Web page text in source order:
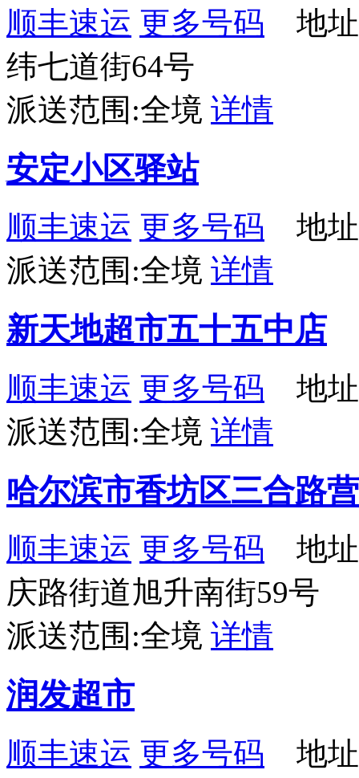
顺丰速运 更多号码 地址
纬七道街64号
派送范围:全境 详情
安定小区驿站
顺丰速运 更多号码 地址
派送范围:全境 详情
新天地超市五十五中店
顺丰速运 更多号码 地址
派送范围:全境 详情
哈尔滨市香坊区三合路
顺丰速运 更多号码 地址
庆路街道旭升南街59号
派送范围:全境 详情
润发超市
顺丰速运 更多号码 地址